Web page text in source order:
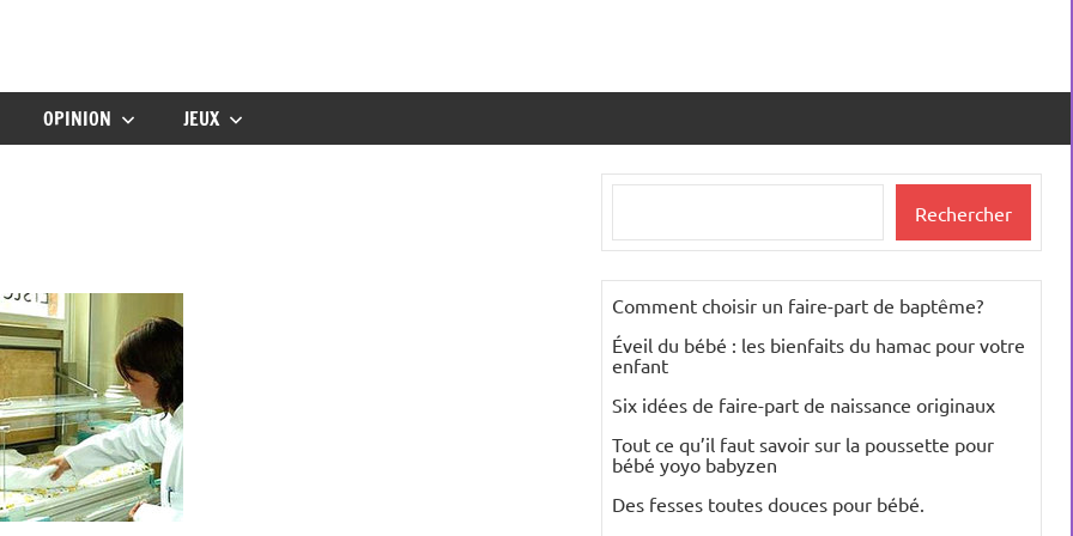
OPINION JEUX
Rechercher
Comment choisir un faire-part de baptême?
Éveil du bébé : les bienfaits du hamac pour votre
enfant
Six idées de faire-part de naissance originaux
Tout ce qu’il faut savoir sur la poussette pour
bébé yoyo babyzen
Des fesses toutes douces pour bébé.